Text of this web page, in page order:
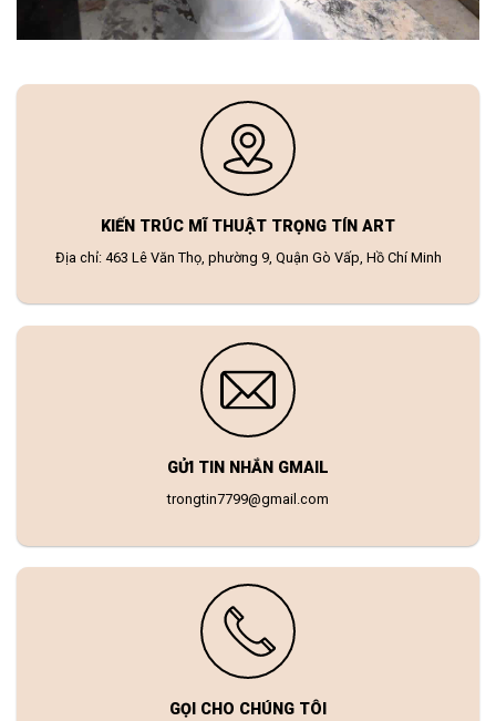
KIẾN TRÚC MĨ THUẬT TRỌNG TÍN ART
Địa chỉ: 463 Lê Văn Thọ, phường 9, Quận Gò Vấp, Hồ Chí Minh
GỬI TIN NHẮN GMAIL
trongtin7799@gmail.com
GỌI CHO CHÚNG TÔI